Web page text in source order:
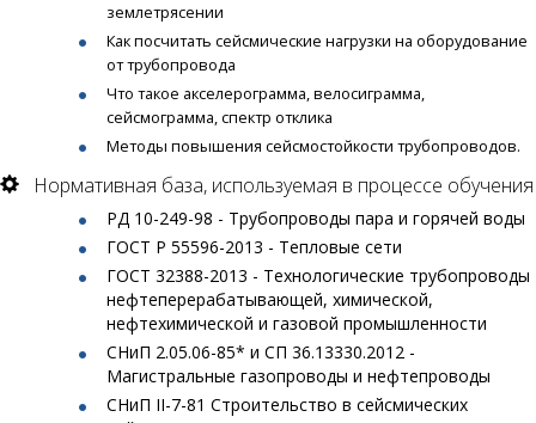
землетрясении
Как посчитать сейсмические нагрузки на оборудование
от трубопровода
Что такое акселерограмма, велосиграмма,
сейсмограмма, спектр отклика
Методы повышения сейсмостойкости трубопроводов.
Нормативная база, используемая в процессе обучения
РД 10-249-98 - Трубопроводы пара и горячей воды
ГОСТ Р 55596-2013 - Тепловые сети
ГОСТ 32388-2013 - Технологические трубопроводы
нефтеперерабатывающей, химической,
нефтехимической и газовой промышленности
СНиП 2.05.06-85* и СП 36.13330.2012 -
Магистральные газопроводы и нефтепроводы
СНиП II-7-81 Строительство в сейсмических